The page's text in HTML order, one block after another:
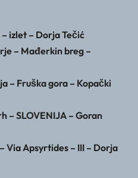
– izlet – Dorja Tečić
– Mađerkin breg –
– Fruška gora – Kopački
– SLOVENIJA – Goran
Via Apsyrtides – III – Dorja